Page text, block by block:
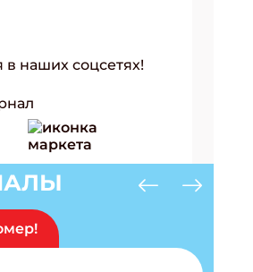
наших соцсетях!